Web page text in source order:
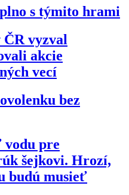
s týmito hrami
vyzval
akcie
vecí
bez
vodu pre
šejkovi. Hrozí,
budú musieť